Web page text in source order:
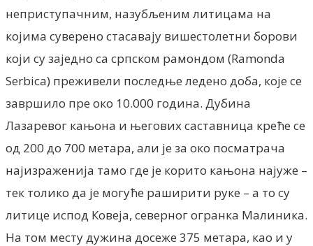
неприступачним, назубљеним литицама на
којима суверено стасавају вишестолетни борови
који су заједно са српском рамондом (Ramonda
Serbica) преживели последње ледено доба, које се
завршило пре око 10.000 година. Дубина
Лазаревог кањона и његових саставница креће се
од 200 до 700 метара, али је за око посматрача
најизраженија тамо где је корито кањона најуже –
тек толико да је могуће раширити руке – а то су
литице испод Ковеја, северног огранка Малиника.
На том месту дужина досеже 375 метара, као и у